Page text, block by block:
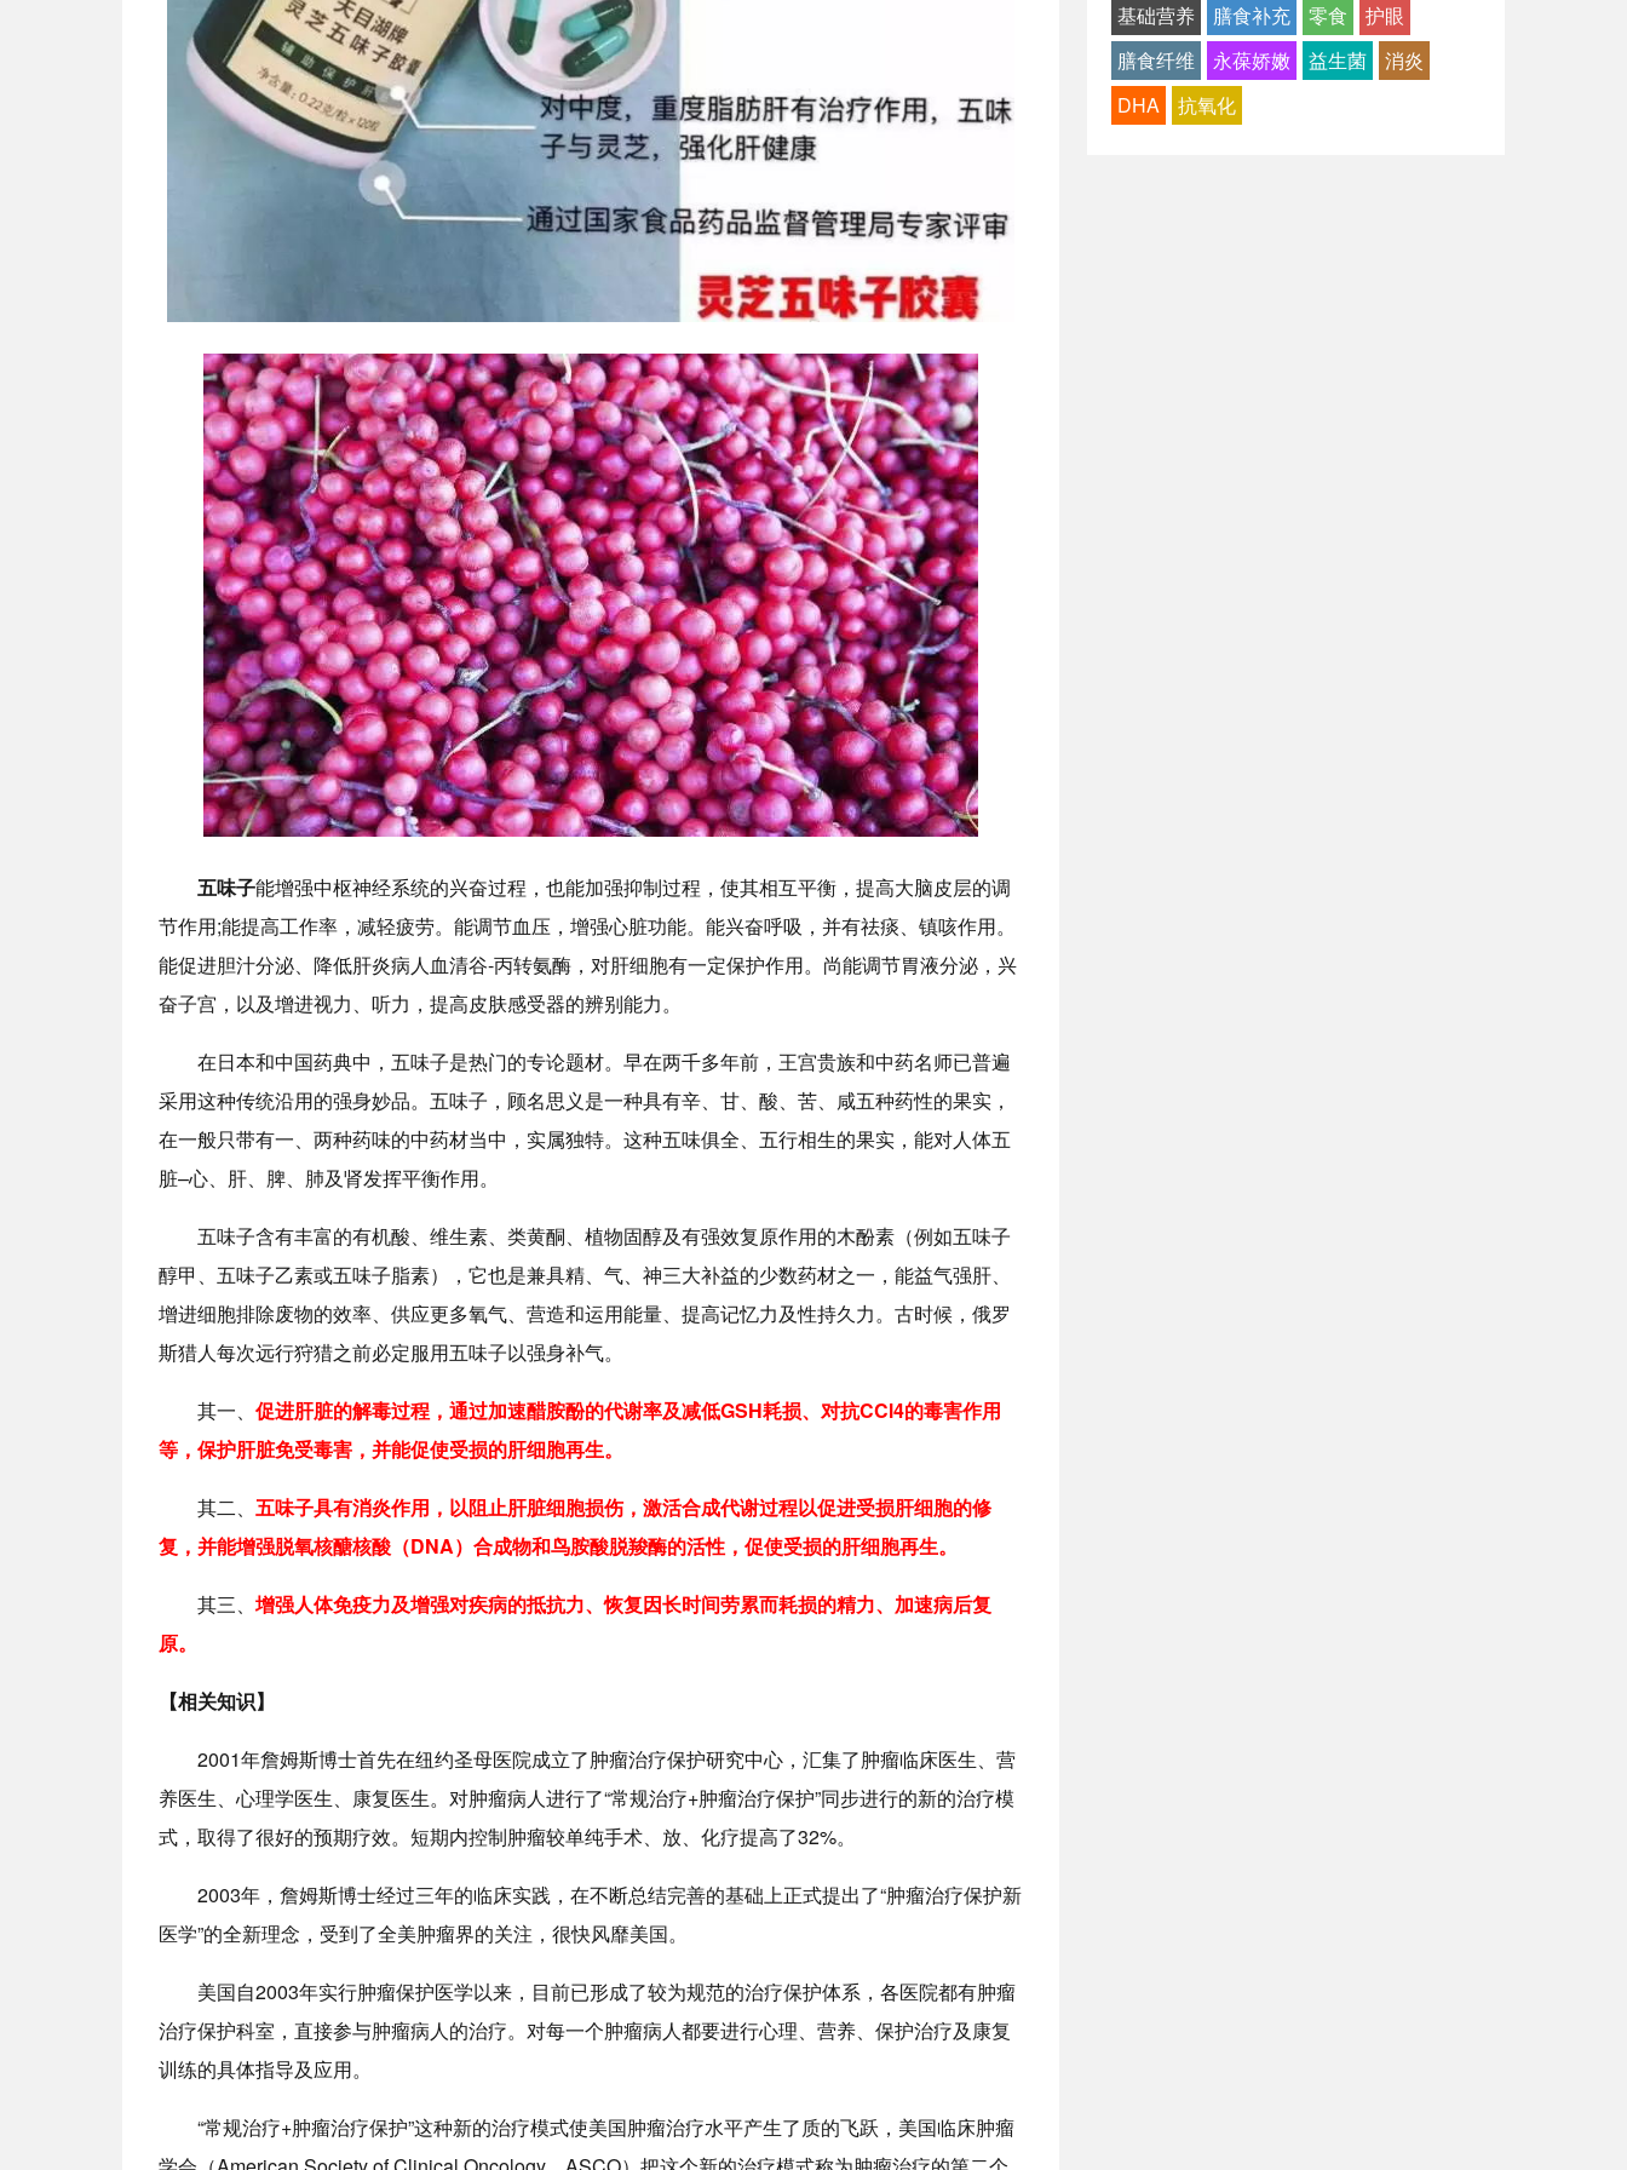
五味子能增强中枢神经系统的兴奋过程，也能加强抑制过程，使其相互平衡，提高大脑皮层的调
节作用;能提高工作率，减轻疲劳。能调节血压，增强心脏功能。能兴奋呼吸，并有祛痰、镇咳作用。
能促进胆汁分泌、降低肝炎病人血清谷-丙转氨酶，对肝细胞有一定保护作用。尚能调节胃液分泌，兴
奋子宫，以及增进视力、听力，提高皮肤感受器的辨别能力。
在日本和中国药典中，五味子是热门的专论题材。早在两千多年前，王宫贵族和中药名师已普遍
采用这种传统沿用的强身妙品。五味子，顾名思义是一种具有辛、甘、酸、苦、咸五种药性的果实，
在一般只带有一、两种药味的中药材当中，实属独特。这种五味俱全、五行相生的果实，能对人体五
脏–心、肝、脾、肺及肾发挥平衡作用。
五味子含有丰富的有机酸、维生素、类黄酮、植物固醇及有强效复原作用的木酚素（例如五味子
醇甲、五味子乙素或五味子脂素），它也是兼具精、气、神三大补益的少数药材之一，能益气强肝、
增进细胞排除废物的效率、供应更多氧气、营造和运用能量、提高记忆力及性持久力。古时候，俄罗
斯猎人每次远行狩猎之前必定服用五味子以强身补气。
其一、 促进肝脏的解毒过程，通过加速醋胺酚的代谢率及减低GSH耗损、对抗CCl4的毒害作用
等，保护肝脏免受毒害，并能促使受损的肝细胞再生。
其二、 五味子具有消炎作用，以阻止肝脏细胞损伤，激活合成代谢过程以促进受损肝细胞的修
复， 并能增强脱氧核醣核酸（DNA）合成物和鸟胺酸脱羧酶的活性，促使受损的肝细胞再生。
其三、 增强人体免疫力及增强对疾病的抵抗力、恢复因长时间劳累而耗损的精力、加速病后复
原。
【相关知识】
2001年詹姆斯博士首先在纽约圣母医院成立了肿瘤治疗保护研究中心，汇集了肿瘤临床医生、营
养医生、心理学医生、康复医生。对肿瘤病人进行了“常规治疗+肿瘤治疗保护”同步进行的新的治疗模
式，取得了很好的预期疗效。短期内控制肿瘤较单纯手术、放、化疗提高了32%。
2003年，詹姆斯博士经过三年的临床实践，在不断总结完善的基础上正式提出了“肿瘤治疗保护新
医学”的全新理念，受到了全美肿瘤界的关注，很快风靡美国。
美国自2003年实行肿瘤保护医学以来，目前已形成了较为规范的治疗保护体系，各医院都有肿瘤
治疗保护科室，直接参与肿瘤病人的治疗。对每一个肿瘤病人都要进行心理、营养、保护治疗及康复
训练的具体指导及应用。
“常规治疗+肿瘤治疗保护”这种新的治疗模式使美国肿瘤治疗水平产生了质的飞跃，美国临床肿瘤
基础营养 膳食补充 零食
护眼
膳食纤维
永葆娇嫩 益生菌
消炎
DHA
抗氧化